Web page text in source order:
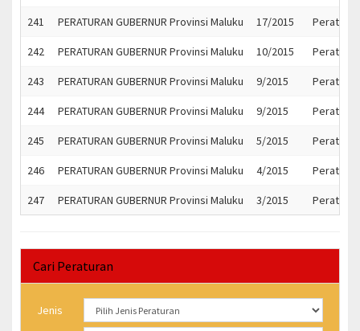
241 PERATURAN GUBERNUR Provinsi Maluku 17/2015 Peraturan
242 PERATURAN GUBERNUR Provinsi Maluku 10/2015 Peraturan
243 PERATURAN GUBERNUR Provinsi Maluku 9/2015 Peraturan
244 PERATURAN GUBERNUR Provinsi Maluku 9/2015 Peraturan
245 PERATURAN GUBERNUR Provinsi Maluku 5/2015 Peraturan
246 PERATURAN GUBERNUR Provinsi Maluku 4/2015 Peraturan
247 PERATURAN GUBERNUR Provinsi Maluku 3/2015 Peraturan
Cari Peraturan
Jenis